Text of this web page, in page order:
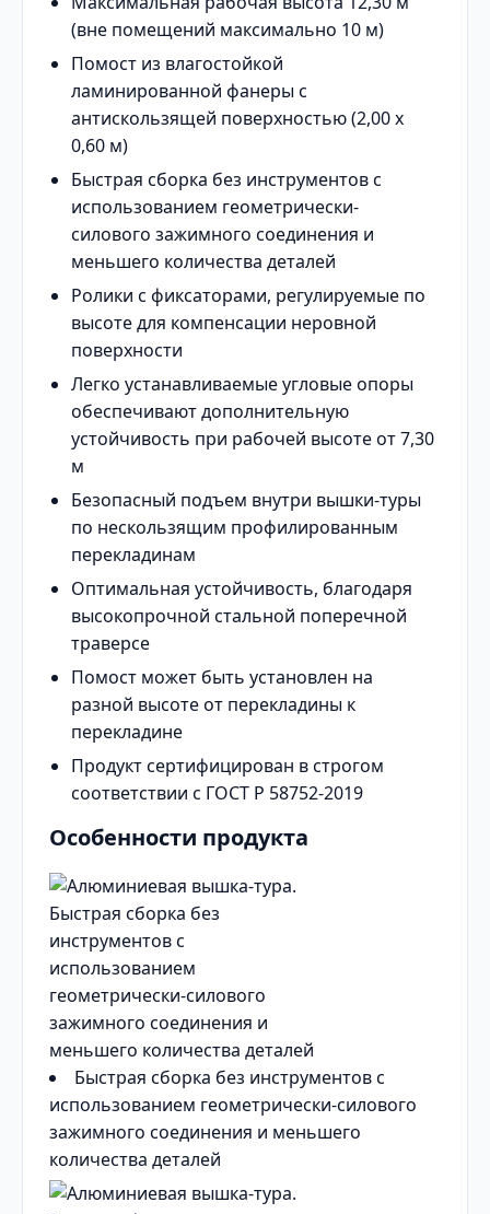
(вне помещений максимально 10 м)
Помост из влагостойкой
ламинированной фанеры с
антискользящей поверхностью (2,00 х
0,60 м)
Быстрая сборка без инструментов с
использованием геометрически-
силового зажимного соединения и
меньшего количества деталей
Ролики с фиксаторами, регулируемые по
высоте для компенсации неровной
поверхности
Легко устанавливаемые угловые опоры
обеспечивают дополнительную
устойчивость при рабочей высоте от 7,30
м
Безопасный подъем внутри вышки-туры
по нескользящим профилированным
перекладинам
Оптимальная устойчивость, благодаря
высокопрочной стальной поперечной
траверсе
Помост может быть установлен на
разной высоте от перекладины к
перекладине
Продукт сертифицирован в строгом
соответствии с ГОСТ Р 58752-2019
Особенности продукта
Быстрая сборка без инструментов с
использованием геометрически-силового
зажимного соединения и меньшего
количества деталей